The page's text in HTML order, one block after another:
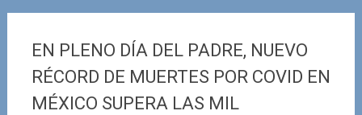
EN PLENO DÍA DEL PADRE, NUEVO
RÉCORD DE MUERTES POR COVID EN
MÉXICO SUPERA LAS MIL